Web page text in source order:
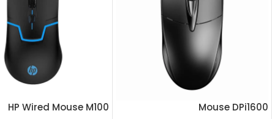
Mouse DPi1600
HP Wired Mouse M100